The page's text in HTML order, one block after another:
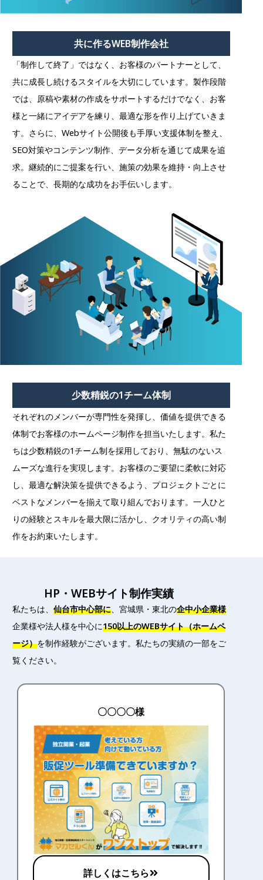
共に作るWEB制作会社
「制作して終了」ではなく、お客様のパートナーとして、
共に成長し続けるスタイルを大切にしています。製作段階
では、原稿や素材の作成をサポートするだけでなく、お客
様と一緒にアイデアを練り、最適な形を作り上げていきま
す。さらに、Webサイト公開後も手厚い支援体制を整え、
SEO対策やコンテンツ制作、データ分析を通じて成果を追
求。継続的にご提案を行い、施策の効果を維持・向上させ
ることで、長期的な成功をお手伝いします。
少数精鋭の1チーム体制
それぞれのメンバーが専門性を発揮し、価値を提供できる
体制でお客様のホームページ制作を担当いたします。私た
ちは少数精鋭の1チーム制を採用しており、無駄のないス
ムーズな進行を実現します。お客様のご要望に柔軟に対応
し、最適な解決策を提供できるよう、プロジェクトごとに
ベストなメンバーを揃えて取り組んでおります。一人ひと
りの経験とスキルを最大限に活かし、クオリティの高い制
作をお約束いたします。
HP・WEBサイト制作実績
私たちは、 仙台市中心部に、宮城県・東北の企中小企業様
企業様や法人様を中心に150以上のWEBサイト（ホームペ
ージ）を制作経験がございます。私たちの実績の一部をご
覧ください。
〇〇〇〇様
詳しくはこちら